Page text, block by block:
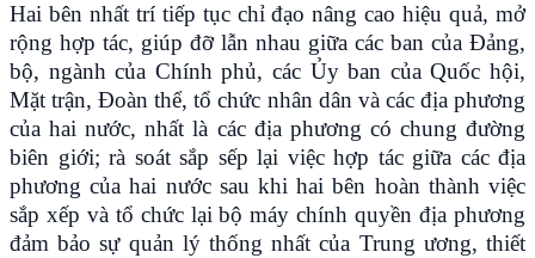
Hai bên nhất trí tiếp tục chỉ đạo nâng cao hiệu quả, mở
rộng hợp tác, giúp đỡ lẫn nhau giữa các ban của Đảng,
bộ, ngành của Chính phủ, các Ủy ban của Quốc hội,
Mặt trận, Đoàn thể, tổ chức nhân dân và các địa phương
của hai nước, nhất là các địa phương có chung đường
biên giới; rà soát sắp sếp lại việc hợp tác giữa các địa
phương của hai nước sau khi hai bên hoàn thành việc
sắp xếp và tổ chức lại bộ máy chính quyền địa phương
đảm bảo sự quản lý thống nhất của Trung ương, thiết